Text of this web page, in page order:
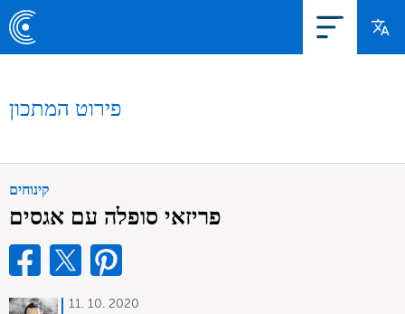
פירוט המתכון
קינוחים
פריזאי סופלה עם אגסים
11. 10. 2020